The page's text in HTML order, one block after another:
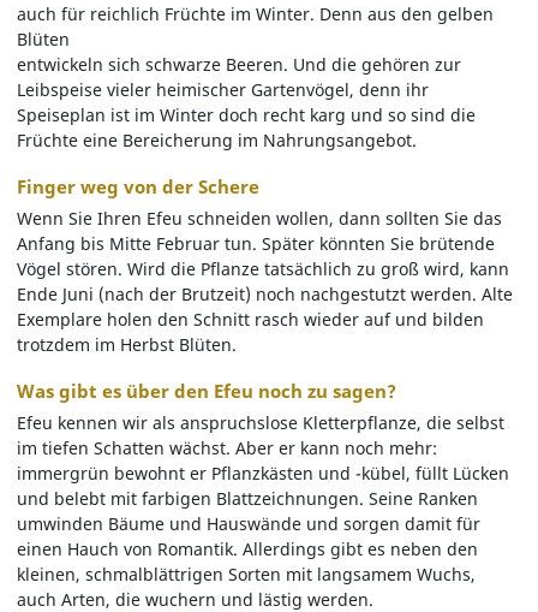
auch für reichlich Früchte im Winter. Denn aus den gelben
Blüten
entwickeln sich schwarze Beeren. Und die gehören zur
Leibspeise vieler heimischer Gartenvögel, denn ihr
Speiseplan ist im Winter doch recht karg und so sind die
Früchte eine Bereicherung im Nahrungsangebot.
Finger weg von der Schere
Wenn Sie Ihren Efeu schneiden wollen, dann sollten Sie das
Anfang bis Mitte Februar tun. Später könnten Sie brütende
Vögel stören. Wird die Pflanze tatsächlich zu groß wird, kann
Ende Juni (nach der Brutzeit) noch nachgestutzt werden. Alte
Exemplare holen den Schnitt rasch wieder auf und bilden
trotzdem im Herbst Blüten.
Was gibt es über den Efeu noch zu sagen?
Efeu kennen wir als anspruchslose Kletterpflanze, die selbst
im tiefen Schatten wächst. Aber er kann noch mehr:
immergrün bewohnt er Pflanzkästen und -kübel, füllt Lücken
und belebt mit farbigen Blattzeichnungen. Seine Ranken
umwinden Bäume und Hauswände und sorgen damit für
einen Hauch von Romantik. Allerdings gibt es neben den
kleinen, schmalblättrigen Sorten mit langsamem Wuchs,
auch Arten, die wuchern und lästig werden.